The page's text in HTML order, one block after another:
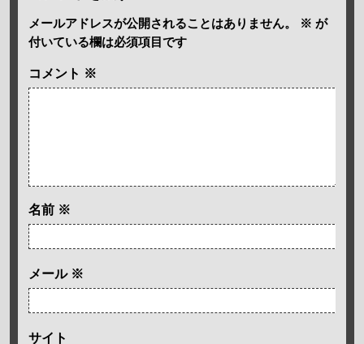
メールアドレスが公開されることはありません。 ※ が
付いている欄は必須項目です
コメント ※
名前 ※
メール ※
サイト